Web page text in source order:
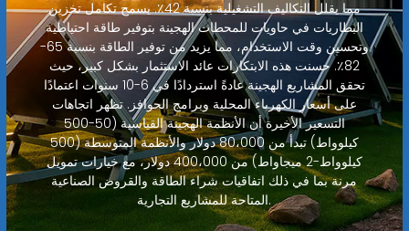
مما يقلل التكاليف التشغيلية بنسبة 42٪. يسمح تكامل تخزين
البطاريات في حاويات للمحطات الهجينة بتوفير طاقة احتياطية
وتحسين وقت الاستخدام، مما يزيد من توفير الطاقة بنسبة 65-
82٪. حسنت هذه الابتكارات عائد الاستثمار بشكل كبير، حيث
تحقق المشاريع الهجينة عادةً استردادًا في 6-10 سنوات اعتمادًا
على أسعار الكهرباء المحلية وبرامج الحوافز. تظهر اتجاهات
التسعير الأخيرة أن الأنظمة الهجينة القياسية (50-500
كيلوواط) تبدأ من 80،000 دولار والأنظمة المتوسطة (500
كيلوواط-2 ميجاواط) من 400،000 دولار، مع خيارات تمويل
مرنة بما في ذلك اتفاقيات شراء الطاقة والقروض الصناعية
المتاحة للمشاريع التجارية.